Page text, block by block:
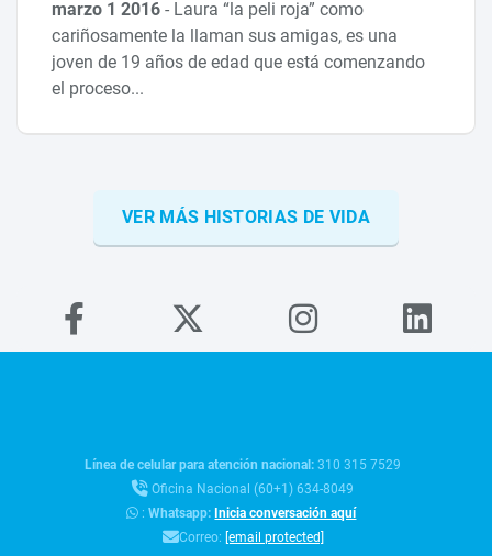
marzo 1 2016- Laura “la peli roja” como
cariñosamente la llaman sus amigas, es una
joven de 19 años de edad que está comenzando
el proceso...
VER MÁS HISTORIAS DE VIDA
Línea de celular para atención nacional:310 315 7529
Oficina Nacional (60+1) 634-8049
:Whatsapp:Inicia conversación aquí
Correo: [email protected]